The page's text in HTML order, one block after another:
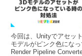
今回は、Unityでアセッ
モデルがピンク色にな
Render Pipeline